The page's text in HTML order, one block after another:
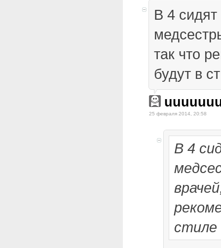
В 4
так что
будут в
25 февраля 2014, 20:58
В 4
стиле